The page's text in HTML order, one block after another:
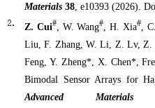
Materials 38, e10393 (2026).
Z. Cui#, W. Wang# , H. Xia# ,
Liu, F. Zhang, W. Li, Z. Lv,
Feng, Y. Zheng*, X. Chen*,
Bimodal Sensor Arrays for
Advanced